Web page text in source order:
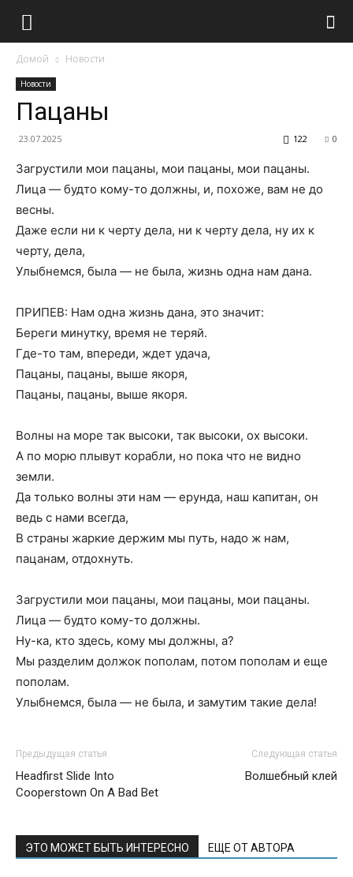
Домой Новости
Новости
Пацаны
23.07.2025 0
122
Загрустили мои пацаны, мои пацаны, мои пацаны.
Лица — будто кому-то должны, и, похоже, вам не до
весны.
Даже если ни к черту дела, ни к черту дела, ну их к
черту, дела,
Улыбнемся, была — не была, жизнь одна нам дана.
ПРИПЕВ: Нам одна жизнь дана, это значит:
Береги минутку, время не теряй.
Где-то там, впереди, ждет удача,
Пацаны, пацаны, выше якоря,
Пацаны, пацаны, выше якоря.
Волны на море так высоки, так высоки, ох высоки.
А по морю плывут корабли, но пока что не видно
земли.
Да только волны эти нам — ерунда, наш капитан, он
ведь с нами всегда,
В страны жаркие держим мы путь, надо ж нам,
пацанам, отдохнуть.
Загрустили мои пацаны, мои пацаны, мои пацаны.
Лица — будто кому-то должны.
Ну-ка, кто здесь, кому мы должны, а?
Мы разделим должок пополам, потом пополам и еще
пополам.
Улыбнемся, была — не была, и замутим такие дела!
Предыдущая статья
Headfirst Slide Into
Cooperstown On A Bad Bet
Следующая статья
Волшебный клей
ЭТО МОЖЕТ БЫТЬ ИНТЕРЕСНО ЕЩЕ ОТ АВТОРА